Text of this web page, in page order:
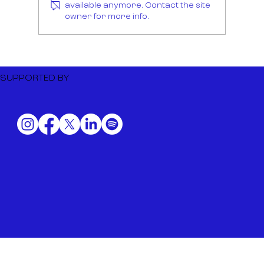
Dutch Music Export to BIME
available anymore. Contact the site
owner for more info.
SUPPORTED BY